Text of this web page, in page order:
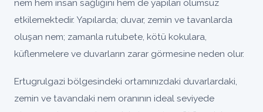
nem hem insan sağlığını hem de yapıları olumsuz
etkilemektedir. Yapılarda; duvar, zemin ve tavanlarda
oluşan nem; zamanla rutubete, kötü kokulara,
küflenmelere ve duvarların zarar görmesine neden olur.
Ertugrulgazi bölgesindeki ortamınızdaki duvarlardaki,
zemin ve tavandaki nem oranının ideal seviyede